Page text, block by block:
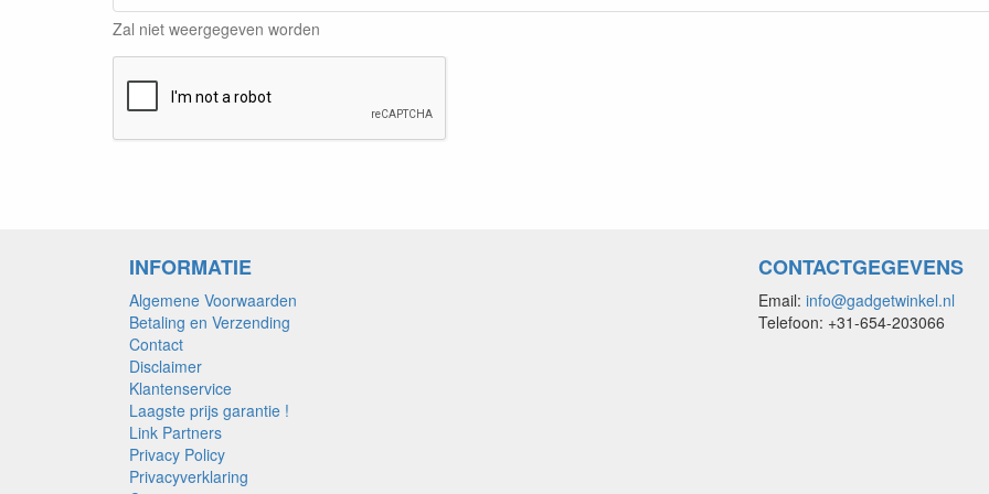
Zal niet weergegeven worden
INFORMATIE
Algemene Voorwaarden
Betaling en Verzending
Contact
Disclaimer
Klantenservice
Laagste prijs garantie !
Link Partners
Privacy Policy
Privacyverklaring
CONTACTGEGEVENS
Email: info@gadgetwinkel.nl
Telefoon: +31-654-203066